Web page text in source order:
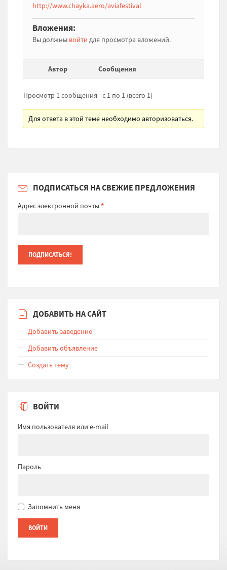
http://www.chayka.aero/aviafestival
Вложения:
Вы должны войти для просмотра вложений.
Автор Сообщения
Просмотр 1 сообщения - с 1 по 1 (всего 1)
Для ответа в этой теме необходимо авторизоваться.
ПОДПИСАТЬСЯ НА СВЕЖИЕ ПРЕДЛОЖЕНИЯ
Адрес электронной почты*
ДОБАВИТЬ НА САЙТ
Добавить заведение
Добавить объявление
Создать тему
ВОЙТИ
Имя пользователя или e-mail
Пароль
Запомнить меня